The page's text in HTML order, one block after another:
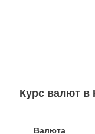
Курс валют в
Валюта